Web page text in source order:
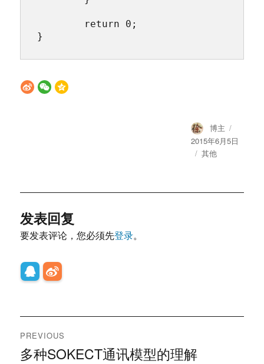
}
Author
博主
on
2015年6月5日
Categories
其他
发表回复
要发表评论，您必须先登录。
文
章
PREVIOUS
Previous
多种SOKECT通讯模型的理解